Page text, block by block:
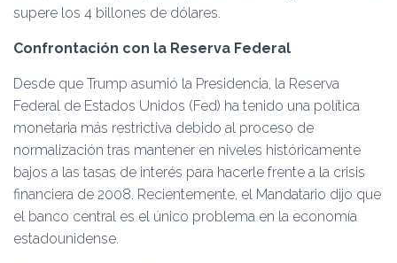
supere los 4 billones de dólares.
Confrontación con la Reserva Federal
Desde que Trump asumió la Presidencia, la Reserva
Federal de Estados Unidos (Fed) ha tenido una política
monetaria más restrictiva debido al proceso de
normalización tras mantener en niveles históricamente
bajos a las tasas de interés para hacerle frente a la crisis
financiera de 2008. Recientemente, el Mandatario dijo que
el banco central es el único problema en la economía
estadounidense.